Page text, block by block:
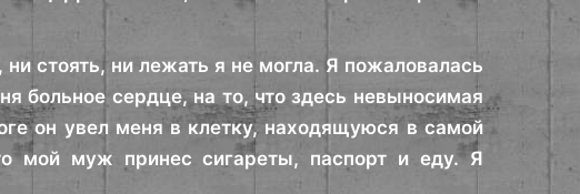
стоять, ни лежать я не могла. Я пожаловалась
больное сердце, на то, что здесь невыносимая
он увел меня в клетку, находящуюся в самой
мой муж принес сигареты, паспорт и еду. Я